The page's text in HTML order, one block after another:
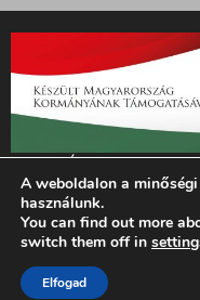
„Az Új Ember
támogatását az
szerződés keretében 3
Emberi
© 2026 Magyar Kurír -
A weboldalon a
használunk.
You can find out more
switch them off in
Elfogad